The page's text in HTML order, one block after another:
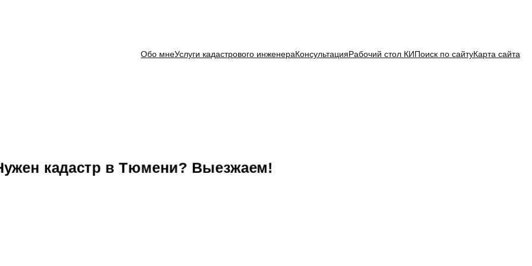
Обо мнеУслуги кадастрового инженераКонсультацияРабочий стол КИПоиск по сайтуКарта сайта
кадастр в Тюмени? Выезжаем!